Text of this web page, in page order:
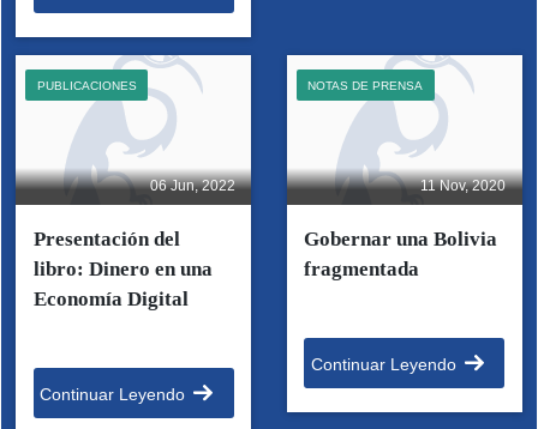
06 Jun, 2022
PUBLICACIONES
Presentación del
libro: Dinero en una
Economía Digital
Continuar Leyendo
11 Nov, 2020
NOTAS DE PRENSA
Gobernar una Bolivia
fragmentada
Continuar Leyendo